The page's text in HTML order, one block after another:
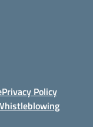
Privacy Policy